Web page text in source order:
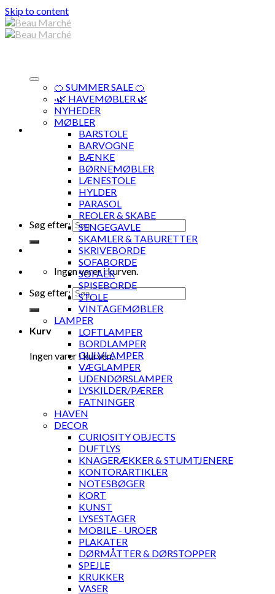
Skip to content
Søg efter:
Ingen varer i kurven.
Søg efter:
Kurv
Ingen varer i kurven.
🍊 SUMMER SALE 🍊
·🌿 HAVEMØBLER 🌿
NYHEDER
MØBLER
BARSTOLE
BARVOGNE
BÆNKE
BØRNEMØBLER
LÆNESTOLE
HYLDER
PARASOL
REOLER & SKABE
SENGEGAVLE
SKAMLER & TABURETTER
SKRIVEBORDE
SOFABORDE
SOFAER
SPISEBORDE
STOLE
VINTAGEMØBLER
LAMPER
LOFTLAMPER
BORDLAMPER
GULVLAMPER
VÆGLAMPER
UDENDØRSLAMPER
LYSKILDER/PÆRER
FATNINGER
HAVEN
DECOR
CURIOSITY OBJECTS
DUFTLYS
KNAGERÆKKER & STUMTJENERE
KONTORARTIKLER
NOTESBØGER
KORT
KUNST
LYSESTAGER
MOBILE - UROER
PLAKATER
DØRMÅTTER & DØRSTOPPER
SPEJLE
KRUKKER
VASER